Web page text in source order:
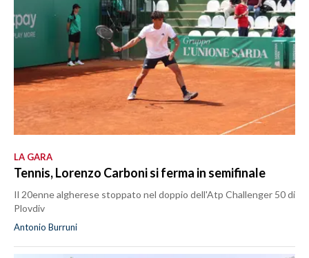
LA GARA
Tennis, Lorenzo Carboni si ferma in semifinale
Il 20enne algherese stoppato nel doppio dell'Atp Challenger 50 di
Plovdiv
Antonio Burruni